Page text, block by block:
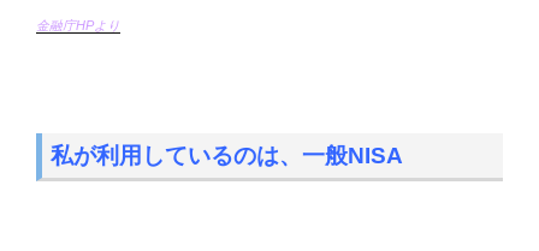
金融庁HPより
私が利用しているのは、一般NISA